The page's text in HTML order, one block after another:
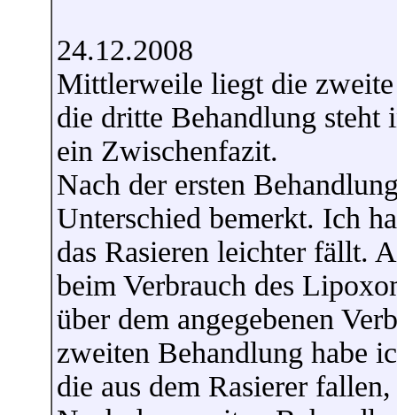
24.12.2008
Mittlerweile liegt die
die dritte Behandlung steht
ein Zwischenfazit.
Nach der ersten
Unterschied bemerkt. Ich
das Rasieren leichter fällt.
beim Verbrauch des
über dem angegebenen
zweiten Behandlung habe
die aus dem Rasierer